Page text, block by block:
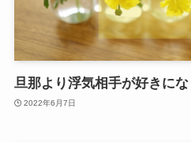
旦那より浮気相手が好きにな
2022年6月7日